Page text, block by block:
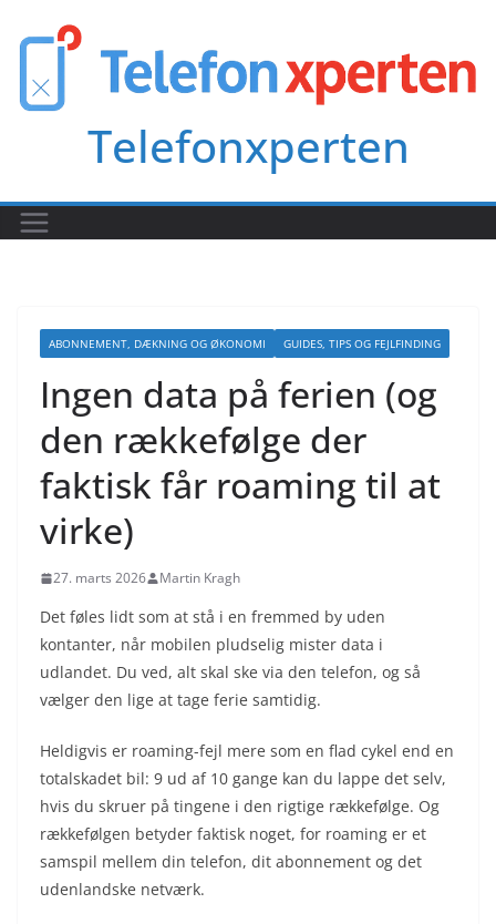
content
Telefonxperten
ABONNEMENT, DÆKNING OG ØKONOMI GUIDES, TIPS OG FEJLFINDING
Ingen data på ferien (og
den rækkefølge der
faktisk får roaming til at
virke)
27. marts 2026 Martin Kragh
Det føles lidt som at stå i en fremmed by uden
kontanter, når mobilen pludselig mister data i
udlandet. Du ved, alt skal ske via den telefon, og så
vælger den lige at tage ferie samtidig.
Heldigvis er roaming-fejl mere som en flad cykel end en
totalskadet bil: 9 ud af 10 gange kan du lappe det selv,
hvis du skruer på tingene i den rigtige rækkefølge. Og
rækkefølgen betyder faktisk noget, for roaming er et
samspil mellem din telefon, dit abonnement og det
udenlandske netværk.